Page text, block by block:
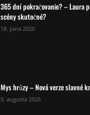
365 dní pokračovanie? – Laura
scény skutočné?
18. júna 2020
Mys hrůzy – Nová verze slavné
5. augusta 2026